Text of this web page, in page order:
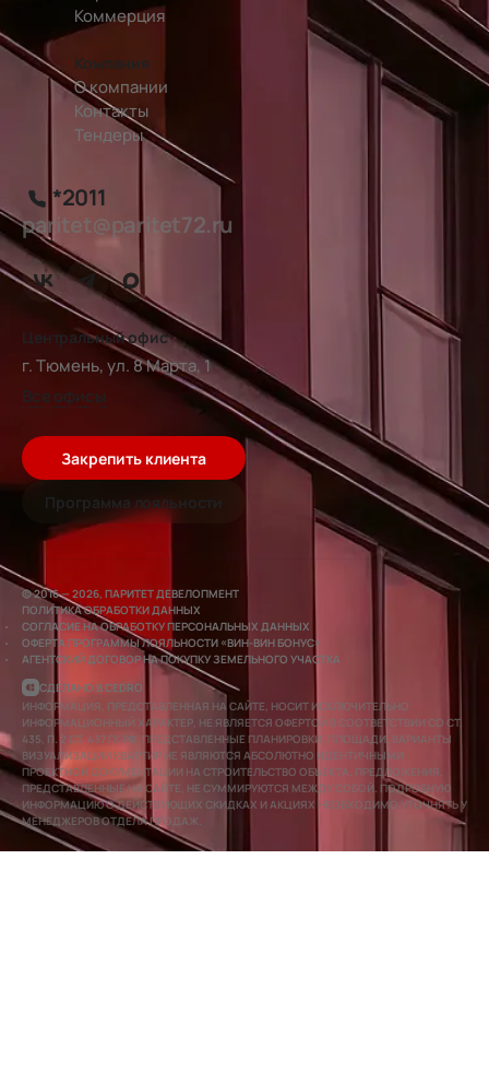
Коммерция
Компания
О компании
Контакты
Тендеры
*2011
paritet@paritet72.ru
Центральный офис
г. Тюмень, ул. 8 Марта, 1
Все офисы
Закрепить клиента
Программа лояльности
© 2016 — 2026, ПАРИТЕТ ДЕВЕЛОПМЕНТ
ПОЛИТИКА ОБРАБОТКИ ДАННЫХ
СОГЛАСИЕ НА ОБРАБОТКУ ПЕРСОНАЛЬНЫХ ДАННЫХ
ОФЕРТА ПРОГРАММЫ ЛОЯЛЬНОСТИ «ВИН-ВИН БОНУС»
АГЕНТСКИЙ ДОГОВОР НА ПОКУПКУ ЗЕМЕЛЬНОГО УЧАСТКА
СДЕЛАНО В CEDRO
ИНФОРМАЦИЯ, ПРЕДСТАВЛЕННАЯ НА САЙТЕ, НОСИТ ИСКЛЮЧИТЕЛЬНО
ИНФОРМАЦИОННЫЙ ХАРАКТЕР, НЕ ЯВЛЯЕТСЯ ОФЕРТОЙ В СООТВЕТСТВИИ СО СТ.
435, П. 2 СТ. 437 ГК РФ. ПРЕДСТАВЛЕННЫЕ ПЛАНИРОВКИ, ПЛОЩАДИ, ВАРИАНТЫ
ВИЗУАЛИЗАЦИИ КВАРТИР НЕ ЯВЛЯЮТСЯ АБСОЛЮТНО ИДЕНТИЧНЫМИ
ПРОЕКТНОЙ ДОКУМЕНТАЦИИ НА СТРОИТЕЛЬСТВО ОБЪЕКТА. ПРЕДЛОЖЕНИЯ,
ПРЕДСТАВЛЕННЫЕ НА САЙТЕ, НЕ СУММИРУЮТСЯ МЕЖДУ СОБОЙ. ПОДРОБНУЮ
ИНФОРМАЦИЮ О ДЕЙСТВУЮЩИХ СКИДКАХ И АКЦИЯХ НЕОБХОДИМО УТОЧНЯТЬ У
МЕНЕДЖЕРОВ ОТДЕЛА ПРОДАЖ.